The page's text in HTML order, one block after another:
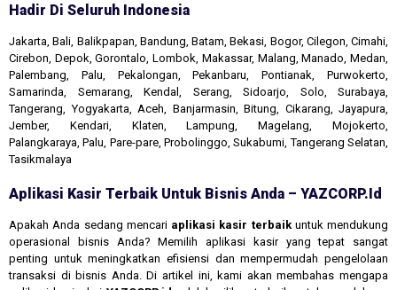
Hadir Di Seluruh Indonesia
Jakarta, Bali, Balikpapan, Bandung, Batam, Bekasi, Bogor, Cilegon, Cimahi,
Cirebon, Depok, Gorontalo, Lombok, Makassar, Malang, Manado, Medan,
Palembang, Palu, Pekalongan, Pekanbaru, Pontianak, Purwokerto,
Samarinda, Semarang, Kendal, Serang, Sidoarjo, Solo, Surabaya,
Tangerang, Yogyakarta, Aceh, Banjarmasin, Bitung, Cikarang, Jayapura,
Jember, Kendari, Klaten, Lampung, Magelang, Mojokerto,
Palangkaraya, Palu, Pare-pare, Probolinggo, Sukabumi, Tangerang Selatan,
Tasikmalaya
Aplikasi Kasir Terbaik Untuk Bisnis Anda – YAZCORP.id
Apakah Anda sedang mencari aplikasi kasir terbaikuntuk mendukung
operasional bisnis Anda? Memilih aplikasi kasir yang tepat sangat
penting untuk meningkatkan efisiensi dan mempermudah pengelolaan
transaksi di bisnis Anda. Di artikel ini, kami akan membahas mengapa